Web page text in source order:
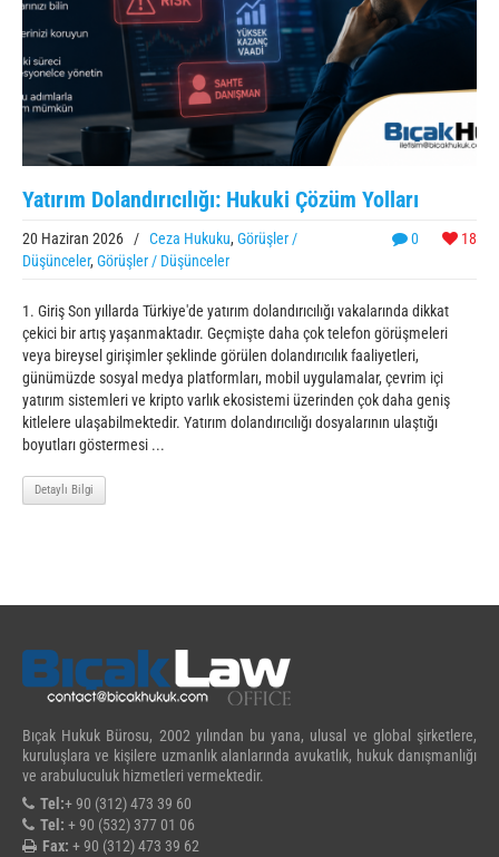
Yatırım Dolandırıcılığı: Hukuki Çözüm Yolları
0 18
20 Haziran 2026 / Ceza Hukuku, Görüşler /
Düşünceler, Görüşler / Düşünceler
1. Giriş Son yıllarda Türkiye'de yatırım dolandırıcılığı vakalarında dikkat
çekici bir artış yaşanmaktadır. Geçmişte daha çok telefon görüşmeleri
veya bireysel girişimler şeklinde görülen dolandırıcılık faaliyetleri,
günümüzde sosyal medya platformları, mobil uygulamalar, çevrim içi
yatırım sistemleri ve kripto varlık ekosistemi üzerinden çok daha geniş
kitlelere ulaşabilmektedir. Yatırım dolandırıcılığı dosyalarının ulaştığı
boyutları göstermesi ...
Detaylı Bilgi
Bıçak Hukuk Bürosu, 2002 yılından bu yana, ulusal ve global şirketlere,
kuruluşlara ve kişilere uzmanlık alanlarında avukatlık, hukuk danışmanlığı
ve arabuluculuk hizmetleri vermektedir.
Tel:+ 90 (312) 473 39 60
Tel: + 90 (532) 377 01 06
Fax: + 90 (312) 473 39 62